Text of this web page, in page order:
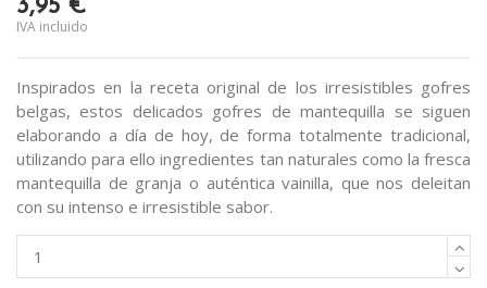
3,95 €
IVA incluido
Inspirados en la receta original de los irresistibles gofres
belgas, estos delicados gofres de mantequilla se siguen
elaborando a día de hoy, de forma totalmente tradicional,
utilizando para ello ingredientes tan naturales como la fresca
mantequilla de granja o auténtica vainilla, que nos deleitan
con su intenso e irresistible sabor.